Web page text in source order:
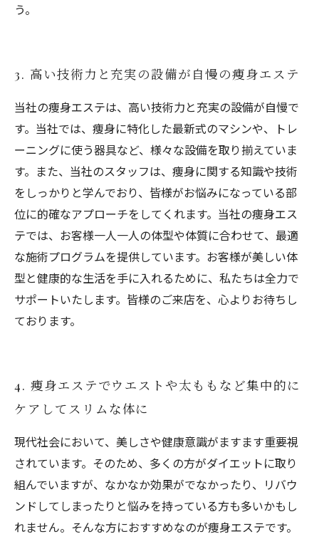
う。
3. 高い技術力と充実の設備が自慢の痩身エステ
当社の痩身エステは、高い技術力と充実の設備が自慢で
す。当社では、痩身に特化した最新式のマシンや、トレ
ーニングに使う器具など、様々な設備を取り揃えていま
す。また、当社のスタッフは、痩身に関する知識や技術
をしっかりと学んでおり、皆様がお悩みになっている部
位に的確なアプローチをしてくれます。当社の痩身エス
テでは、お客様一人一人の体型や体質に合わせて、最適
な施術プログラムを提供しています。お客様が美しい体
型と健康的な生活を手に入れるために、私たちは全力で
サポートいたします。皆様のご来店を、心よりお待ちし
ております。
4. 痩身エステでウエストや太ももなど集中的に
ケアしてスリムな体に
現代社会において、美しさや健康意識がますます重要視
されています。そのため、多くの方がダイエットに取り
組んでいますが、なかなか効果がでなかったり、リバウ
ンドしてしまったりと悩みを持っている方も多いかもし
れません。そんな方におすすめなのが痩身エステです。